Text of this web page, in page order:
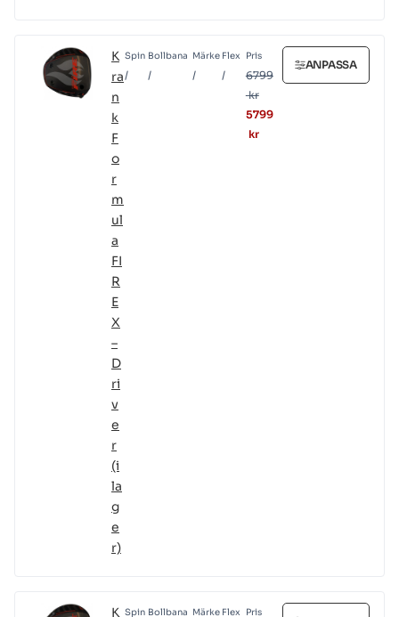
K
ra
n
k
F
o
r
m
ul
a
FI
R
E
X
–
D
ri
v
e
r
(i
la
g
e
r)
Spin
/
Bollbana
/
Märke
/
Flex
/
Pris
6799
kr
5799
kr
ANPASSA
K Spin Bollbana Märke Flex Pris